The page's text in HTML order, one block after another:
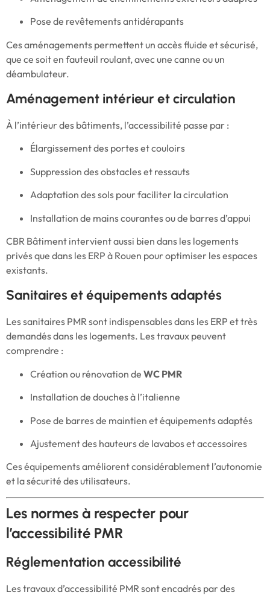
Pose de revêtements antidérapants
Ces aménagements permettent un accès fluide et sécurisé,
que ce soit en fauteuil roulant, avec une canne ou un
déambulateur.
Aménagement intérieur et circulation
À l’intérieur des bâtiments, l’accessibilité passe par :
Élargissement des portes et couloirs
Suppression des obstacles et ressauts
Adaptation des sols pour faciliter la circulation
Installation de mains courantes ou de barres d’appui
CBR Bâtiment intervient aussi bien dans les logements
privés que dans les ERP à Rouen pour optimiser les espaces
existants.
Sanitaires et équipements adaptés
Les sanitaires PMR sont indispensables dans les ERP et très
demandés dans les logements. Les travaux peuvent
comprendre :
Création ou rénovation de WC PMR
Installation de douches à l’italienne
Pose de barres de maintien et équipements adaptés
Ajustement des hauteurs de lavabos et accessoires
Ces équipements améliorent considérablement l’autonomie
et la sécurité des utilisateurs.
Les normes à respecter pour
l’accessibilité PMR
Réglementation accessibilité
Les travaux d’accessibilité PMR sont encadrés par des